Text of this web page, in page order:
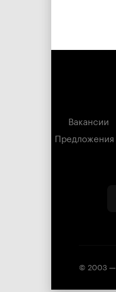
Вакансии
Предложения
© 2003 —